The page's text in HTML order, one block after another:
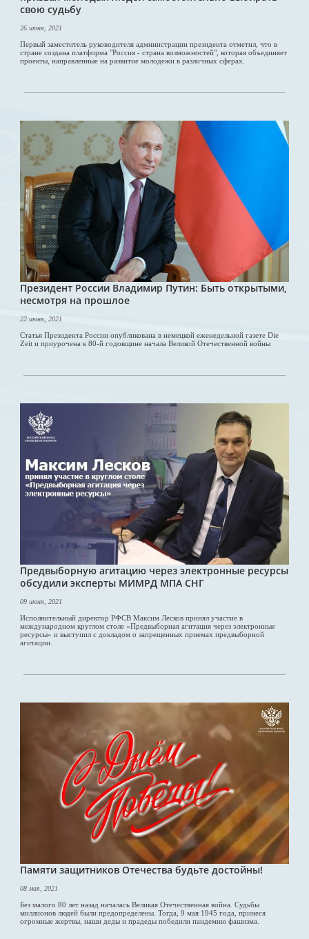
свою судьбу
26 июня, 2021
Первый заместитель руководителя администрации президента отметил, что в
стране создана платформа "Россия - страна возможностей", которая объединяет
проекты, направленные на развитие молодежи в различных сферах.
Президент России Владимир Путин: Быть открытыми,
несмотря на прошлое
22 июня, 2021
Статья Президента России опубликована в немецкой еженедельной газете Die
Zeit и приурочена к 80-й годовщине начала Великой Отечественной войны
Предвыборную агитацию через электронные ресурсы
обсудили эксперты МИМРД МПА СНГ
09 июня, 2021
Исполнительный директор РФСВ Максим Лесков принял участие в
международном круглом столе «Предвыборная агитация через электронные
ресурсы» и выступил с докладом о запрещенных приемах предвыборной
агитации.
Памяти защитников Отечества будьте достойны!
08 мая, 2021
Без малого 80 лет назад началась Великая Отечественная война. Судьбы
миллионов людей были предопределены. Тогда, 9 мая 1945 года, принеся
огромные жертвы, наши деды и прадеды победили пандемию фашизма.